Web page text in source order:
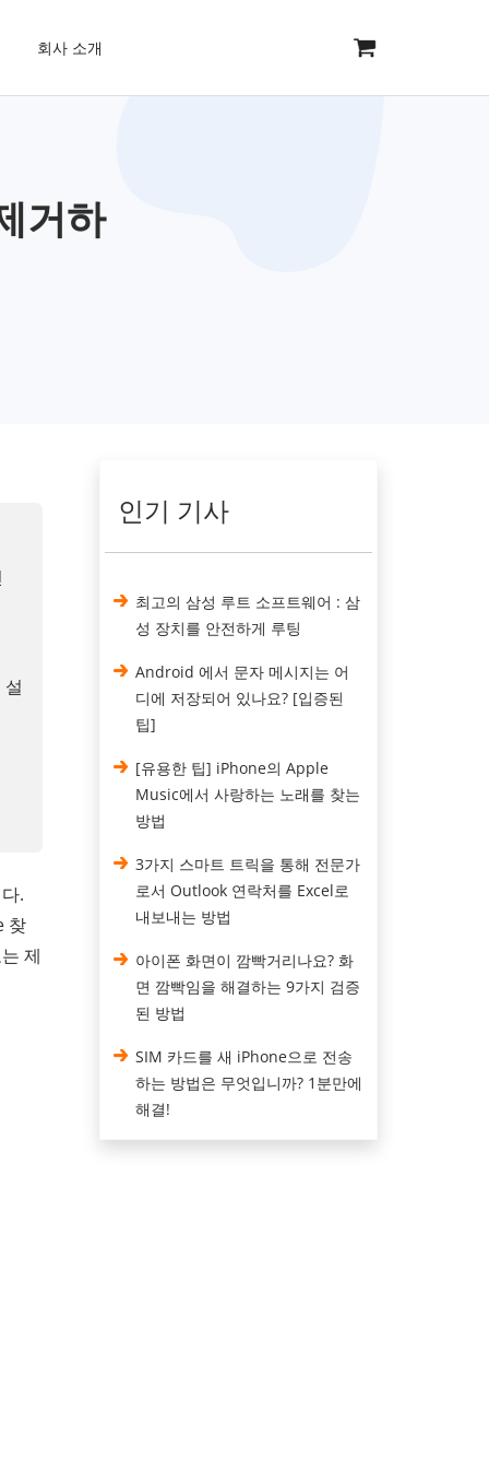
회사 소개
거하
.
찾
제
인기 기사
최고의 삼성 루트 소프트웨어 : 삼
성 장치를 안전하게 루팅
Android 에서 문자 메시지는 어
디에 저장되어 있나요? [입증된
팁]
[유용한 팁] iPhone의 Apple
Music에서 사랑하는 노래를 찾는
방법
3가지 스마트 트릭을 통해 전문가
로서 Outlook 연락처를 Excel로
내보내는 방법
아이폰 화면이 깜빡거리나요? 화
면 깜빡임을 해결하는 9가지 검증
된 방법
SIM 카드를 새 iPhone으로 전송
하는 방법은 무엇입니까? 1분만에
해결!